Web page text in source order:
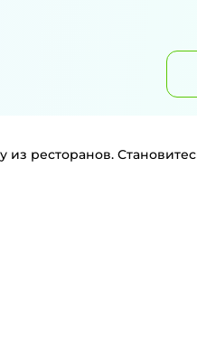
ресторанов.